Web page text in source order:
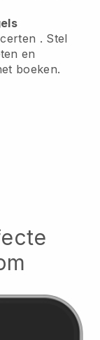
. Stel
en
boeken.